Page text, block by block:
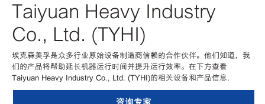
Taiyuan Heavy Industry
Co., Ltd. (TYHI)
埃克森美孚是众多行业原始设备制造商信赖的合作伙伴。他们知道，我
们的产品将帮助延长机器运行时间并提升运行效率。在下方查看
Taiyuan Heavy Industry Co., Ltd. (TYHI)的相关设备和产品信息.